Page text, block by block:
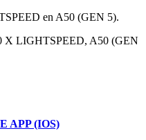
en A50 (GEN 5).
X LIGHTSPEED, A50 (GEN
APP (IOS)